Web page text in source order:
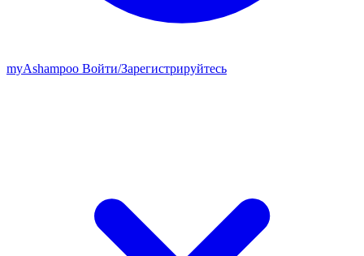
myAshampoo Войти/Зарегистрируйтесь